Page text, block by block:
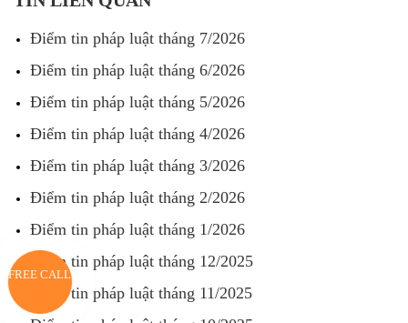
Điểm tin pháp luật tháng 7/2026
Điểm tin pháp luật tháng 6/2026
Điểm tin pháp luật tháng 5/2026
Điểm tin pháp luật tháng 4/2026
Điểm tin pháp luật tháng 3/2026
Điểm tin pháp luật tháng 2/2026
Điểm tin pháp luật tháng 1/2026
Điểm tin pháp luật tháng 12/2025
Điểm tin pháp luật tháng 11/2025
FREE CALL